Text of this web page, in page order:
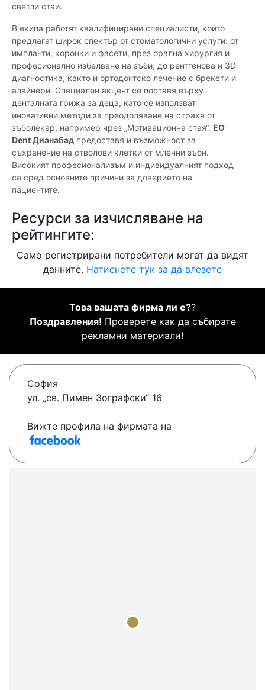
светли стаи.
В екипа работят квалифицирани специалисти, които
предлагат широк спектър от стоматологични услуги: от
импланти, коронки и фасети, през орална хирургия и
професионално избелване на зъби, до рентгенова и 3D
диагностика, както и ортодонтско лечение с брекети и
алайнери. Специален акцент се поставя върху
денталната грижа за деца, като се използват
иновативни методи за преодоляване на страха от
зъболекар, например чрез „Мотивационна стая“. EO
Dent Дианабад предоставя и възможност за
съхранение на стволови клетки от млечни зъби.
Високият професионализъм и индивидуалният подход
са сред основните причини за доверието на
пациентите.
Ресурси за изчисляване на
рейтингите:
Само регистрирани потребители могат да видят
данните. Натиснете тук за да влезете
Това вашата фирма ли е??
Поздравления! Проверете как да събирате
рекламни материали!
София
ул. „св. Пимен Зографски“ 16
Вижте профила на фирмата на